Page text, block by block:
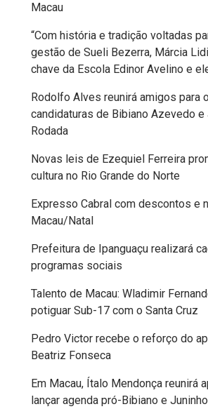
EVENTOS
FAKE
NEWS
FANEX
FESTA
DAS
CRIANÇAS
FESTA
DO
SAL
2025
FINANCEIRO
FOLIA
Macau
“Com história e tradição voltadas
gestão de Sueli Bezerra, Márcia
chave da Escola Edinor Avelino e
Rodolfo Alves reunirá amigos para
candidaturas de Bibiano Azevedo e
Rodada
Novas leis de Ezequiel Ferreira
cultura no Rio Grande do Norte
Expresso Cabral com descontos e
Macau/Natal
Prefeitura de Ipanguaçu realizará
programas sociais
Talento de Macau: Wladimir
potiguar Sub-17 com o Santa Cruz
Pedro Victor recebe o reforço do
Beatriz Fonseca
Em Macau, Ítalo Mendonça reunirá
lançar agenda pró-Bibiano e